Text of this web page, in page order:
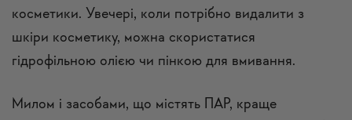
косметики. Увечері, коли потрібно видалити з
шкіри косметику, можна скористатися
гідрофільною олією чи пінкою для вмивання.
Милом і засобами, що містять ПАР, краще